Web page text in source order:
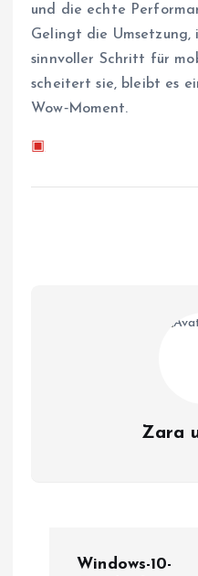
und die echte
Gelingt die
sinnvoller Schritt für
scheitert sie, bleibt es
Wow‑Moment.
▣
Zara
Windows-10-